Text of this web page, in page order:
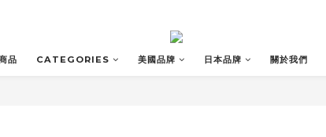
品 CATEGORIES 美國品牌 日本品牌 關於我們